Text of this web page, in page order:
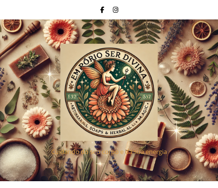
Cuidando do seu corpo e da sua energia